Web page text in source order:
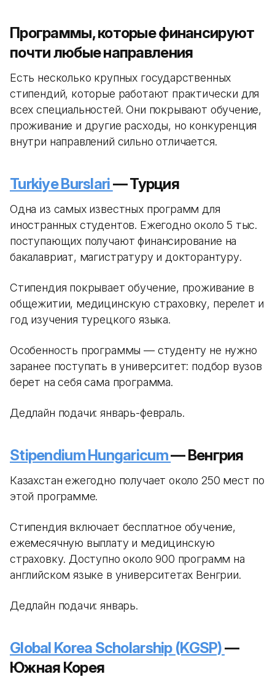
Программы, которые финансируют
почти любые направления
Есть несколько крупных государственных
стипендий, которые работают практически для
всех специальностей. Они покрывают обучение,
проживание и другие расходы, но конкуренция
внутри направлений сильно отличается.
Turkiye Burslari— Турция
Одна из самых известных программ для
иностранных студентов. Ежегодно около 5 тыс.
поступающих получают финансирование на
бакалавриат, магистратуру и докторантуру.
Стипендия покрывает обучение, проживание в
общежитии, медицинскую страховку, перелет и
год изучения турецкого языка.
Особенность программы — студенту не нужно
заранее поступать в университет: подбор вузов
берет на себя сама программа.
Дедлайн подачи: январь-февраль.
Stipendium Hungaricum— Венгрия
Казахстан ежегодно получает около 250 мест по
этой программе.
Стипендия включает бесплатное обучение,
ежемесячную выплату и медицинскую
страховку. Доступно около 900 программ на
английском языке в университетах Венгрии.
Дедлайн подачи: январь.
Global Korea Scholarship (KGSP)—
Южная Корея